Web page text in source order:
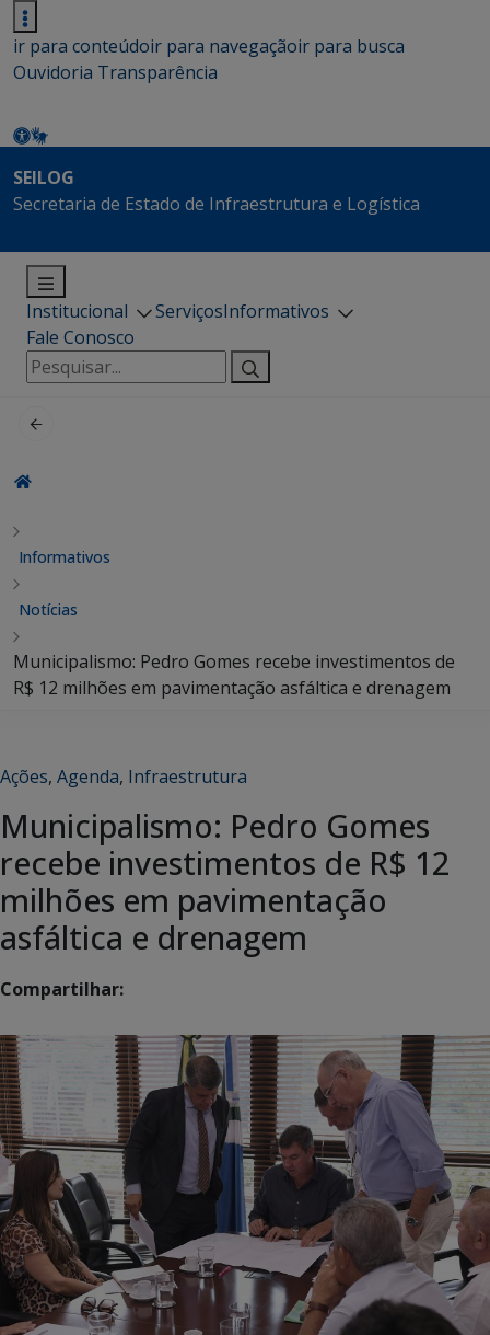
ir para conteúdoir para navegaçãoir para busca
Ouvidoria Transparência
SEILOG
Secretaria de Estado de Infraestrutura e Logística
Institucional ServiçosInformativos
Fale Conosco
Pesquisar
por:
Informativos
Notícias
Municipalismo: Pedro Gomes recebe investimentos de
R$ 12 milhões em pavimentação asfáltica e drenagem
Ações, Agenda, Infraestrutura
Municipalismo: Pedro Gomes
recebe investimentos de R$ 12
milhões em pavimentação
asfáltica e drenagem
Compartilhar: